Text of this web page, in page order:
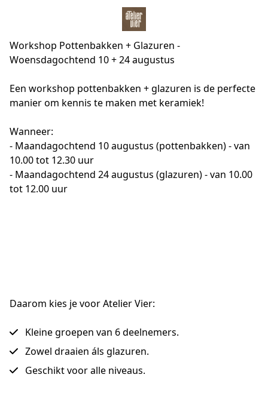
Workshop Pottenbakken + Glazuren -
Woensdagochtend 10 + 24 augustus
Een workshop pottenbakken + glazuren is de perfecte
manier om kennis te maken met keramiek!
Wanneer:
- Maandagochtend 10 augustus (pottenbakken) - van
10.00 tot 12.30 uur
- Maandagochtend 24 augustus (glazuren) - van 10.00
tot 12.00 uur
Daarom kies je voor Atelier Vier:
Kleine groepen van 6 deelnemers.
Zowel draaien áls glazuren.
Geschikt voor alle niveaus.